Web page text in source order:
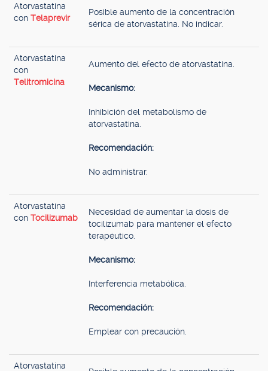
Atorvastatina
con Telaprevir
Posible aumento de la concentración
sérica de atorvastatina. No indicar.
Atorvastatina
con
Telitromicina
Aumento del efecto de atorvastatina.
Mecanismo:
Inhibición del metabolismo de
atorvastatina.
Recomendación:
No administrar.
Atorvastatina
con Tocilizumab
Necesidad de aumentar la dosis de
tocilizumab para mantener el efecto
terapéutico.
Mecanismo:
Interferencia metabólica.
Recomendación:
Emplear con precaución.
Atorvastatina